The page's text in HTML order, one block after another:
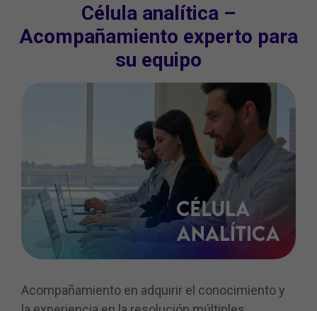
Célula analítica –
Acompañamiento experto para
su equipo
Acompañamiento en adquirir el conocimiento y